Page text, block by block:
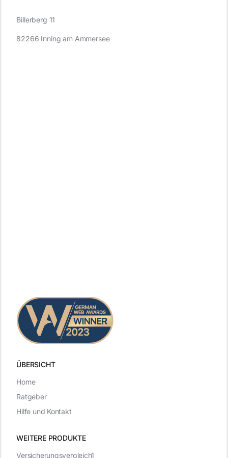
ÜBERSICHT
WEITERE PRODUKTE
Billerberg 11
82266 Inning am Ammersee
Versicherungsvergleich1
Home
Ratgeber
Hilfe und Kontakt